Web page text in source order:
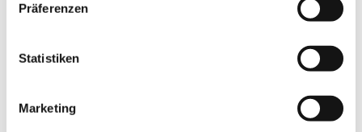
Präferenzen
Statistiken
Marketing